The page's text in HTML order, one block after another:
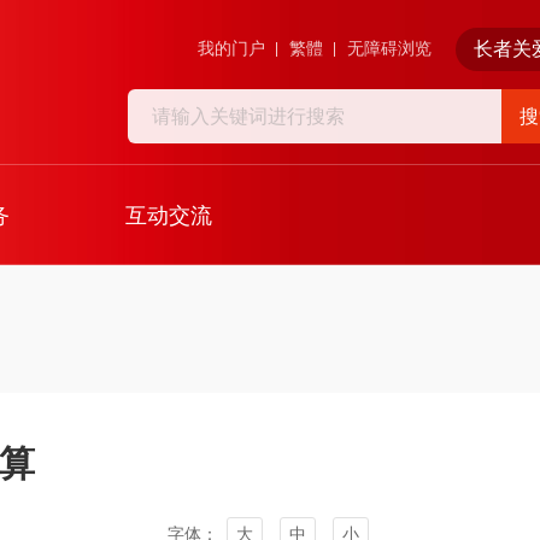
我的门户 繁體 无障碍浏览 长者关
互动交流
字体： 大 中 小